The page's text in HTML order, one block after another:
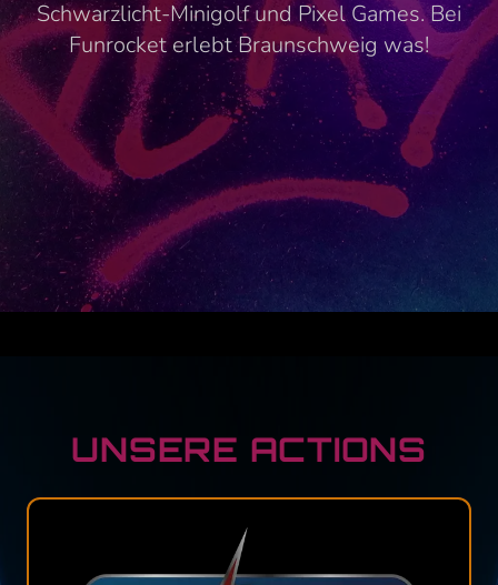
Schwarzlicht-Minigolf und Pixel Games. Bei
Funrocket erlebt Braunschweig was!
UNSERE ACTIONS